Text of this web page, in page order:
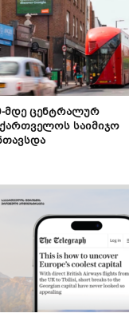
ცენტრალურ
საიმიჯო